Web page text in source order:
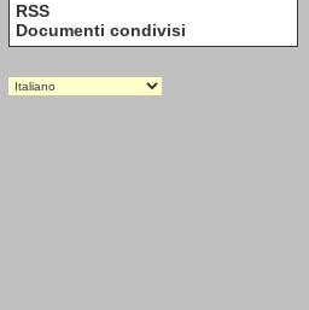
RSS
Documenti condivisi